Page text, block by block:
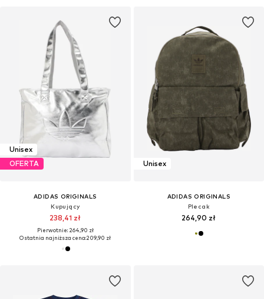
Unisex
OFERTA
ADIDAS ORIGINALS
Kupujący
238,41 zł
Pierwotnie: 264,90 zł
Ostatnia najniższa cena:209,90 zł
Unisex
ADIDAS ORIGINALS
Plecak
264,90 zł